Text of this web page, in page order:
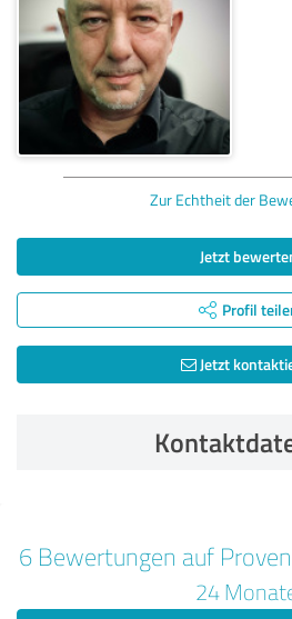
Zur Echtheit der
Jetzt
Profil
Jetzt
6 Bewertungen auf
24